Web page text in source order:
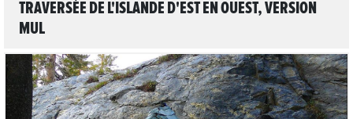
TRAVERSÉE DE L'ISLANDE D'EST EN OUEST, VERSION
MUL